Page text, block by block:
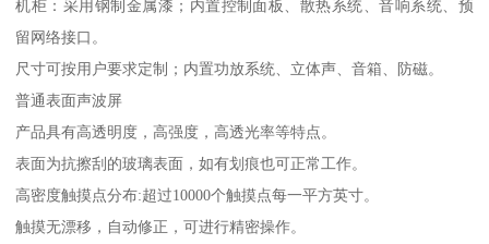
机柜：采用钢制金属漆；内置控制面板、散热系统、音响系统、预
留网络接口。
尺寸可按用户要求定制；内置功放系统、立体声、音箱、防磁。
普通表面声波屏
产品具有高透明度，高强度，高透光率等特点。
表面为抗擦刮的玻璃表面，如有划痕也可正常工作。
高密度触摸点分布:超过10000个触摸点每一平方英寸。
触摸无漂移，自动修正，可进行精密操作。